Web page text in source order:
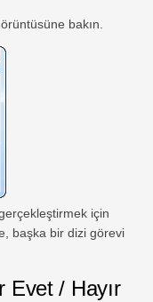
bakın.
için
başka bir dizi görevi
Evet / Hayır